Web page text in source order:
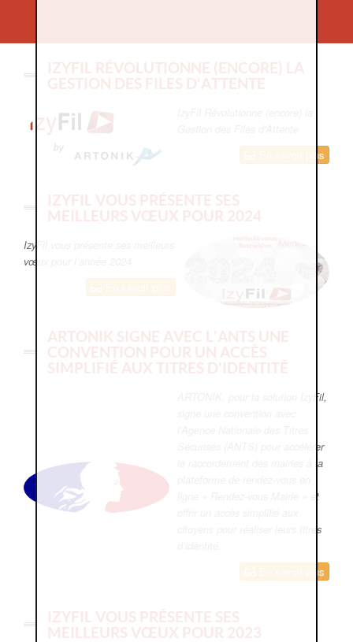
IZYFIL RÉVOLUTIONNE (ENCORE) LA
GESTION DES FILES D'ATTENTE
En savoir plus
IZYFIL VOUS PRÉSENTE SES
MEILLEURS VŒUX POUR 2024
IzyFil vous présente ses meilleurs
vœux pour l’année 2024.
ARTONIK SIGNE AVEC L'ANTS UNE
CONVENTION POUR UN ACCÈS
SIMPLIFIÉ AUX TITRES D'IDENTITÉ
ARTONIK, pour la solution IzyFil,
Sécurisés (ANTS) pour accélérer
le raccordement des mairies à la
ligne « Rendez-vous Mairie » et
citoyens pour réaliser leurs titres
En savoir plus
IZYFIL VOUS PRÉSENTE SES
MEILLEURS VŒUX POUR 2023